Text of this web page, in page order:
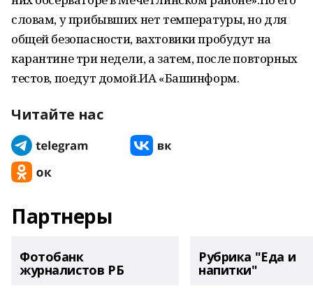
словам, у прибывших нет температуры, но для
общей безопасности, вахтовики пробудут на
карантине три недели, а затем, после повторных
тестов, поедут домой.ИА «Башинформ.
Читайте нас
Партнеры
Фотобанк
журналистов РБ
Рубрика "Еда и
напитки"